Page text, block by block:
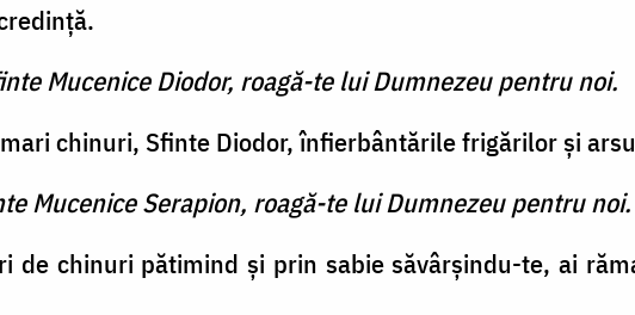
Mucenice Diodor, roagă-te lui Dumnezeu pentru noi.
chinuri, Sfinte Diodor, înfierbântările frigărilor şi
Mucenice Serapion, roagă-te lui Dumnezeu pentru noi.
de chinuri pătimind şi prin sabie săvârşindu-te, ai